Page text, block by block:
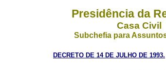
Presidência da
Casa Civil
Subchefia para
DECRETO DE 14 DE JULHO DE 1993.